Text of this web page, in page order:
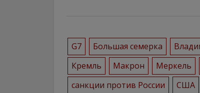
G7 Большая семерка
Кремль
Макрон Меркель
санкции против России
США